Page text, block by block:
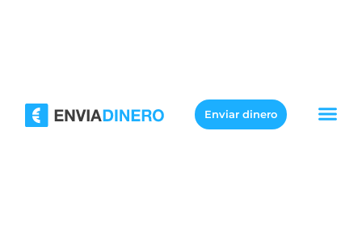
Enviar dinero